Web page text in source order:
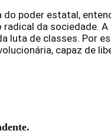
poder estatal,
da
de classes. Por
capaz